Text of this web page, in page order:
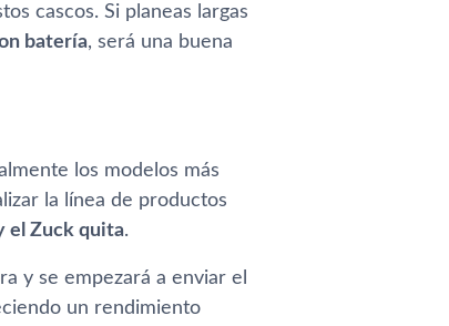
cascos. Si planeas largas
batería, será una buena
los modelos más
la línea de productos
el Zuck quita.
y se empezará a enviar el
un rendimiento